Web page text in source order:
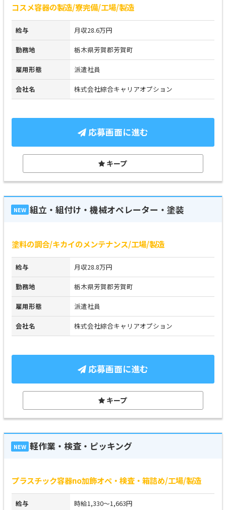
コスメ容器の製造/寮完備/工場/製造
給与 月収28.6万円
勤務地 栃木県芳賀郡芳賀町
雇用形態 派遣社員
会社名 株式会社綜合キャリアオプション
応募画面に進む
キープ
NEW 組立・組付け・機械オペレーター・塗装
塗料の調合/キカイのメンテナンス/工場/製造
給与 月収28.8万円
勤務地 栃木県芳賀郡芳賀町
雇用形態 派遣社員
会社名 株式会社綜合キャリアオプション
応募画面に進む
キープ
NEW 軽作業・検査・ピッキング
プラスチック容器no加飾オペ・検査・箱詰め/工場/製造
給与 時給1,330～1,663円